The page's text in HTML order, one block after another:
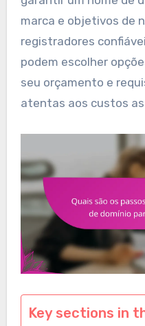
marca e objetivos de
registradores
podem escolher
seu orçamento e
atentas aos custos
Key sections in